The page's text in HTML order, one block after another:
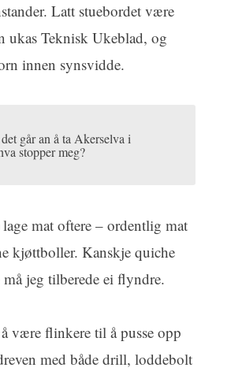
Latt stuebordet være
ukas Teknisk Ukeblad, og
innen synsvidde.
går an å ta Akerselva i
stopper meg?
mat oftere – ordentlig mat
kjøttboller. Kanskje quiche
jeg tilberede ei flyndre.
være flinkere til å pusse opp
med både drill, loddebolt